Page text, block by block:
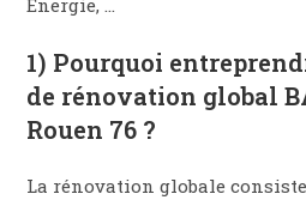
Energie, …
1) Pourquoi
de rénovation global
Rouen 76 ?
La rénovation globale